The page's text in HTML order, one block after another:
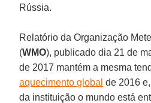
Rússia.
Relatório da Organização
(WMO), publicado dia 21 de
de 2017 mantém a mesma
aquecimento global de 2016
da instituição o mundo está